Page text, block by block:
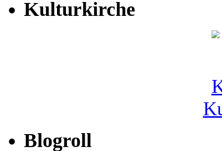
Kulturkirche
Blogroll